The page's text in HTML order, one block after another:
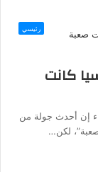
رئيسي
كانت
إن أحدث جولة من
لكن…